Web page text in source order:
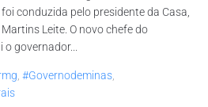
conduzida pelo presidente da Casa,
Leite. O novo chefe do
governador...
#governodeminas